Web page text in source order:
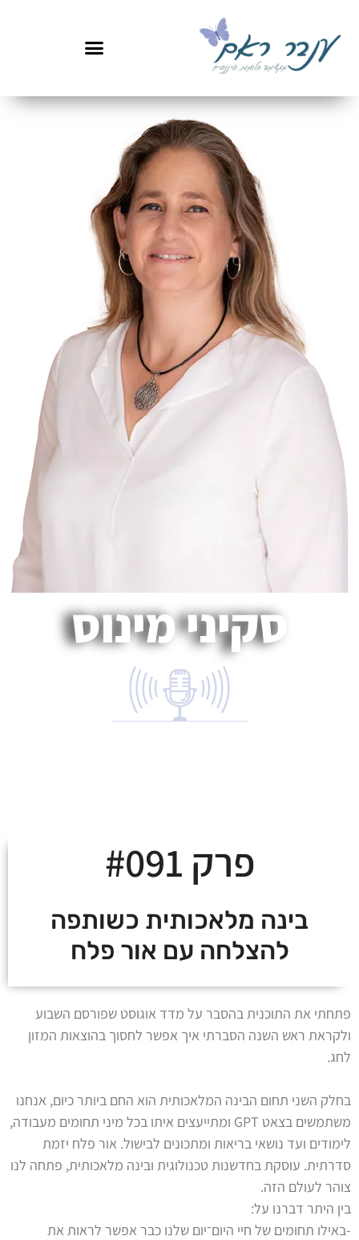
סקיני מינוס
פרק #091
בינה מלאכותית כשותפה
להצלחה עם אור פלח
פתחתי את התוכנית בהסבר על מדד אוגוסט שפורסם השבוע
ולקראת ראש השנה הסברתי איך אפשר לחסוך בהוצאות המזון
לחג.
בחלק השני תחום הבינה המלאכותית הוא החם ביותר כיום, אנחנו
משתמשים בצאט GPT ומתייעצים איתו בכל מיני תחומים מעבודה,
לימודים ועד נושאי בריאות ומתכונים לבישול. אור פלח יזמת
סדרתית. עוסקת בחדשנות טכנולוגית ובינה מלאכותית, פתחה לנו
צוהר לעולם הזה.
בין היתר דברנו על:
-באילו תחומים של חיי היום־יום שלנו כבר אפשר לראות את